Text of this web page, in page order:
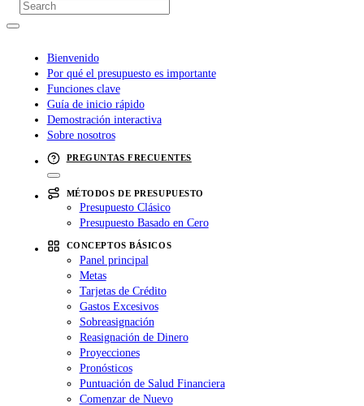
Bienvenido
Por qué el presupuesto es importante
Funciones clave
Guía de inicio rápido
Demostración interactiva
Sobre nosotros
PREGUNTAS FRECUENTES
MÉTODOS DE PRESUPUESTO
Presupuesto Clásico
Presupuesto Basado en Cero
CONCEPTOS BÁSICOS
Panel principal
Metas
Tarjetas de Crédito
Gastos Excesivos
Sobreasignación
Reasignación de Dinero
Proyecciones
Pronósticos
Puntuación de Salud Financiera
Comenzar de Nuevo